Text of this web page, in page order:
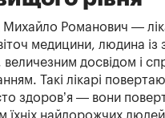
Михайло Романович —
медицини, людина із
величезним досвідом і
Такі лікарі
здоров’я — вони